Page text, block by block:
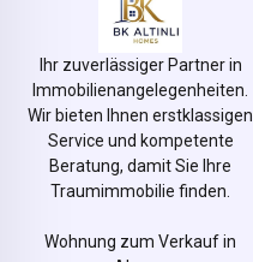
Ihr zuverlässiger Partner in
Immobilienangelegenheiten.
Wir bieten Ihnen erstklassigen
Service und kompetente
Beratung, damit Sie Ihre
Traumimmobilie finden.
Wohnung zum Verkauf in